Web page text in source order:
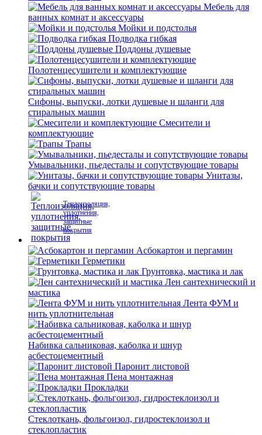
Мебель для
ванных комнат и аксессуары
Мойки и подстолья
Подводка гибкая
Поддоны душевые
Полотенцесушители и комплектующие
Сифоны, выпуски, лотки душевые и шланги для
стиральных машин
Смесители и
комплектующие
Трапы
Умывальники, пьедесталы и сопутствующие товары
Унитазы,
бачки и сопутствующие товары
Теплоизоляция,
уплотнения,
защитные
покрытия
Асбокартон и пергамин
Герметики
Грунтовка, мастика и лак
Лен сантехнический и
мастика
Лента ФУМ и
нить уплотнительная
Набивка сальниковая, каболка и шнур
асбестоцементный
Паронит листовой
Пена монтажная
Прокладки
Стеклоткань, фольгоизол, гидростеклоизол и
стеклопластик